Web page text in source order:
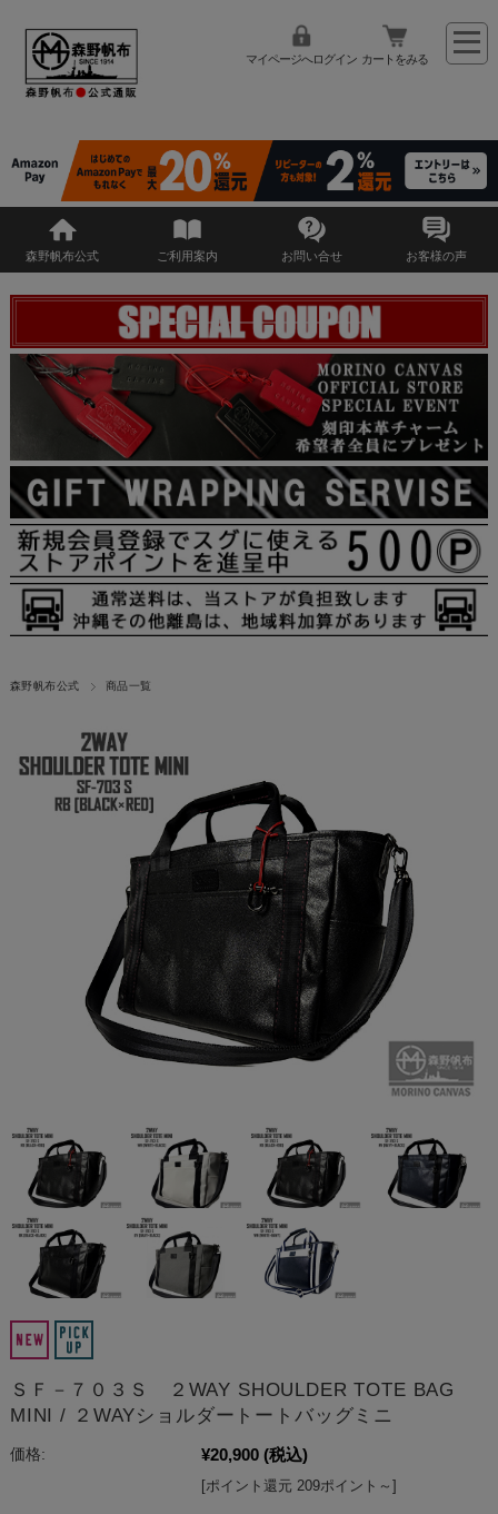
マイページへログイン カートをみる
森野帆布公式 ご利用案内 お問い合せ お客様の声
森野帆布公式 商品一覧
ＳＦ－７０３Ｓ ２WAY SHOULDER TOTE BAG
MINI / ２WAYショルダートートバッグミニ
価格: ¥20,900 (税込)
[ポイント還元 209ポイント～]